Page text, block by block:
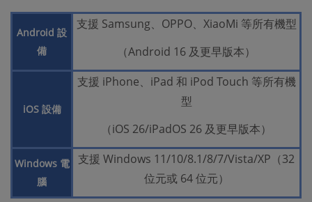
Android 設
備
支援 Samsung、OPPO、XiaoMi 等所有機型
（Android 16 及更早版本）
iOS 設備
支援 iPhone、iPad 和 iPod Touch 等所有機
型
（iOS 26/iPadOS 26 及更早版本）
Windows 電
腦
支援 Windows 11/10/8.1/8/7/Vista/XP（32
位元或 64 位元）